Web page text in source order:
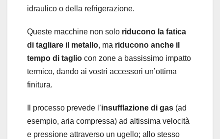
idraulico o della refrigerazione.
Queste macchine non solo riducono la fatica
di tagliare il metallo, ma riducono anche il
tempo di taglio con zone a bassissimo impatto
termico, dando ai vostri accessori un’ottima
finitura.
Il processo prevede l’insufflazione di gas (ad
esempio, aria compressa) ad altissima velocità
e pressione attraverso un ugello; allo stesso